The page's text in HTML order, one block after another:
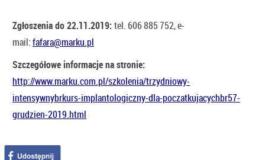
Zgłoszenia do 22.11.2019:tel. 606 885 752, e-
mail:fafara@marku.pl
Szczegółowe informacje na stronie:
http://www.marku.com.pl/szkolenia/trzydniowy-
intensywnybrkurs-implantologiczny-dla-poczatkujacychbr57-
grudzien-2019.html